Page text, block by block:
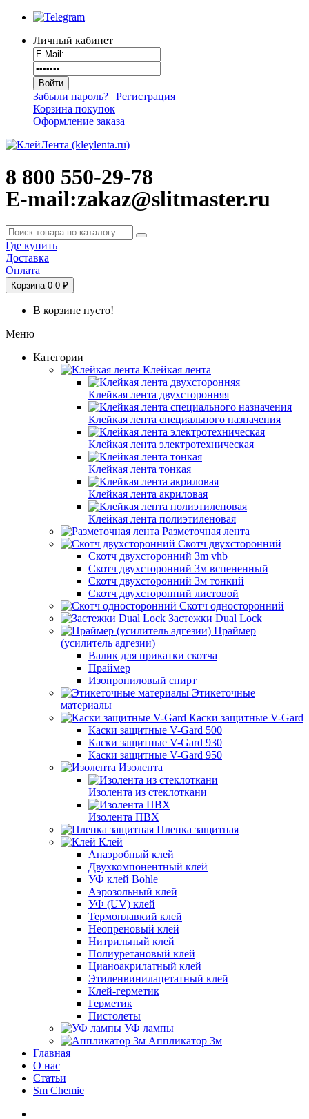
Личный кабинет
Забыли пароль? | Регистрация
Корзина покупок
Оформление заказа
8 800 550-29-78
E-mail:zakaz@slitmaster.ru
Где купить
Доставка
Оплата
Корзина 0 0 ₽
В корзине пусто!
Меню
Категории
Клейкая лента
Клейкая лента двухсторонняя
Клейкая лента специального назначения
Клейкая лента электротехническая
Клейкая лента тонкая
Клейкая лента акриловая
Клейкая лента полиэтиленовая
Разметочная лента
Скотч двухсторонний
Скотч двухсторонний 3m vhb
Скотч двухсторонний 3м вспененный
Скотч двухсторонний 3м тонкий
Скотч двухсторонний листовой
Скотч односторонний
Застежки Dual Lock
Праймер
(усилитель адгезии)
Валик для прикатки скотча
Праймер
Изопропиловый спирт
Этикеточные
материалы
Каски защитные V-Gard
Каски защитные V-Gard 500
Каски защитные V-Gard 930
Каски защитные V-Gard 950
Изолента
Изолента из стеклоткани
Изолента ПВХ
Пленка защитная
Клей
Анаэробный клей
Двухкомпонентный клей
УФ клей Bohle
Аэрозольный клей
УФ (UV) клей
Термоплавкий клей
Неопреновый клей
Нитрильный клей
Полиуретановый клей
Цианоакрилатный клей
Этиленвинилацетатный клей
Клей-герметик
Герметик
Пистолеты
УФ лампы
Аппликатор 3м
Главная
О нас
Статьи
Sm Chemie